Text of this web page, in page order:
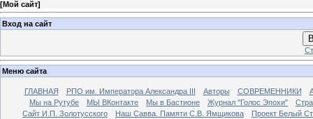
[Мой сайт]
Вход на сайт
Меню сайта
ГЛАВНАЯ РПО им. Императора Александра III Авторы СОВРЕМЕННИКИ
Мы на Рутубе
МЫ ВКонтакте Мы в Бастионе Журнал "Голос Эпохи"
Сайт И.П. Золотусского
Наш Савва. Памяти С.В. Ямщикова Проект Белый